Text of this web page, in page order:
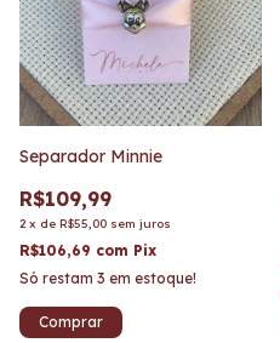
Separador Minnie
R$109,99
2 x de R$55,00 sem juros
R$106,69 com Pix
Só restam 3 em estoque!